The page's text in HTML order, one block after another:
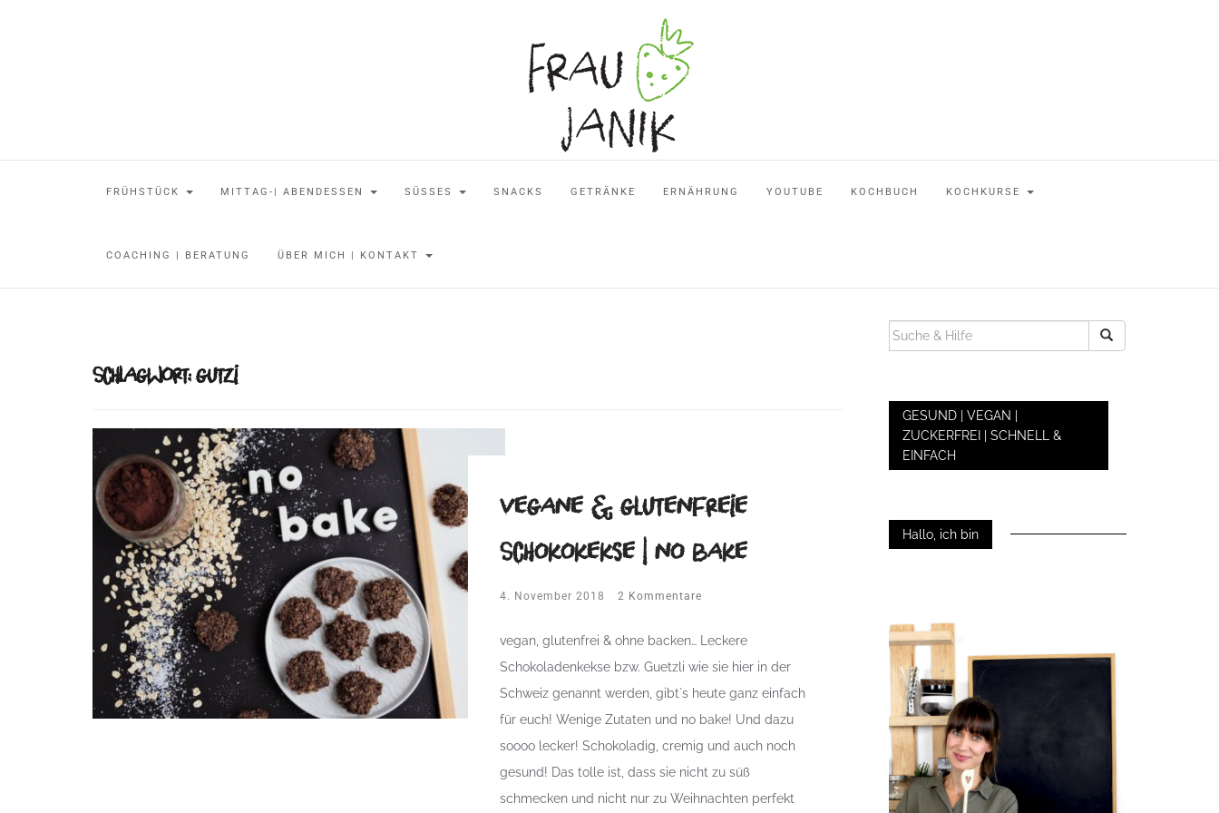
FRÜHSTÜCK MITTAG-| ABENDESSEN SÜSSES SNACKS GETRÄNKE ERNÄHRUNG YOUTUBE KOCHBUCH KOCHKURSE
COACHING | BERATUNG ÜBER MICH | KONTAKT
Schlagwort:gutzi
vegane & glutenfreie
Schokokekse | no bake
4. November 2018 2 Kommentare
vegan, glutenfrei & ohne backen… Leckere
Schokoladenkekse bzw. Guetzli wie sie hier in der
Schweiz genannt werden, gibt`s heute ganz einfach
für euch! Wenige Zutaten und no bake! Und dazu
soooo lecker! Schokoladig, cremig und auch noch
gesund! Das tolle ist, dass sie nicht zu süß
schmecken und nicht nur zu Weihnachten perfekt
SUCHEN
NACH:
GESUND | VEGAN |
ZUCKERFREI | SCHNELL &
EINFACH
Hallo, ich bin